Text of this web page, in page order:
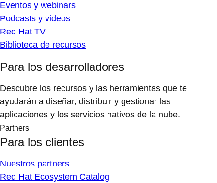
Eventos y webinars
Podcasts y videos
Red Hat TV
Biblioteca de recursos
Para los desarrolladores
Descubre los recursos y las herramientas que te
ayudarán a diseñar, distribuir y gestionar las
aplicaciones y los servicios nativos de la nube.
Partners
Para los clientes
Nuestros partners
Red Hat Ecosystem Catalog